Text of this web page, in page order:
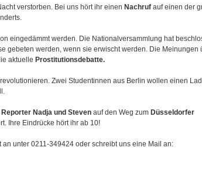
verstorben. Bei uns hört ihr einen Nachruf auf einen der
eingedämmt werden. Die Nationalversammlung hat
gebeten werden, wenn sie erwischt werden. Die Meinungen
aktuelle Prostitutionsdebatte.
Zwei Studentinnen aus Berlin wollen einen
Reporter Nadja und Steven auf den Weg zum Düsseldorfer
Ihre Eindrücke hört ihr ab 10!
an unter 0211-349424 oder schreibt uns eine Mail an: